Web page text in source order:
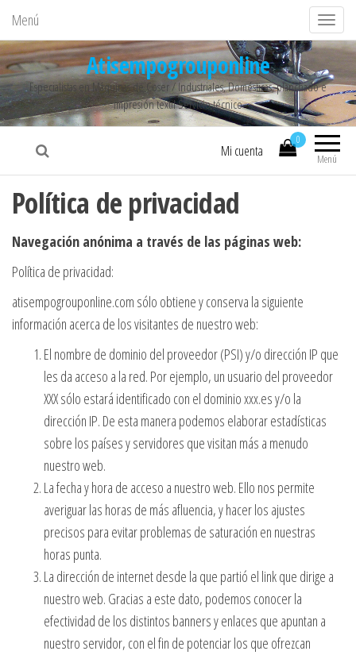
Menú
C
a
m
b
i
a
r
n
ó
n
Atisempogrouponline
Especialistas en Máquinas de Coser / Industriales, Domésticas, planchado e
impresión textil Servicio técnico
Menú
0
Mi cuenta
Política de privacidad
Navegación anónima a través de las páginas web:
Política de privacidad:
atisempogrouponline.com sólo obtiene y conserva la siguiente
información acerca de los visitantes de nuestro web:
El nombre de dominio del proveedor (PSI) y/o dirección IP que
les da acceso a la red. Por ejemplo, un usuario del proveedor
XXX sólo estará identificado con el dominio xxx.es y/o la
dirección IP. De esta manera podemos elaborar estadísticas
sobre los países y servidores que visitan más a menudo
nuestro web.
La fecha y hora de acceso a nuestro web. Ello nos permite
averiguar las horas de más afluencia, y hacer los ajustes
precisos para evitar problemas de saturación en nuestras
horas punta.
La dirección de internet desde la que partió el link que dirige a
nuestro web. Gracias a este dato, podemos conocer la
efectividad de los distintos banners y enlaces que apuntan a
nuestro servidor, con el fin de potenciar los que ofrezcan